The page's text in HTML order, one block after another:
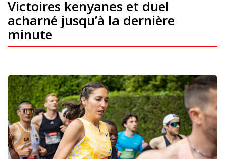
Victoires kenyanes et duel
acharné jusqu’à la dernière
minute